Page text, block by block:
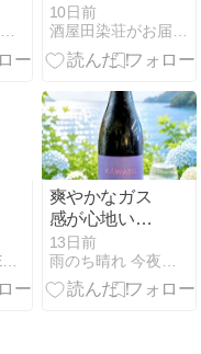
alcholog -アルコログ-
Il
Cumulonembo
イルクムロネ
荷！！
10日前
酒屋田染荘がお届けする最新情報です。
週末酒プレ（WEEKEND SAKE PREVIEW）
爽やかなガス
感が心地いい
♡KAWAEU純
米おりがらみ
Chill
13日前